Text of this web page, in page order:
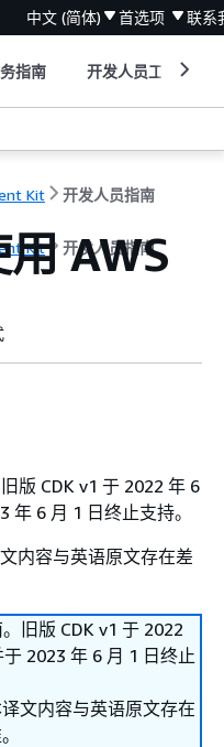
中文 (简体) 首选项 联系
指南 开发人员工具
Kit 开发人员指南
Kit 开发人员指南
AWS
版 CDK v1 于 2022 年 6
年 6 月 1 日终止支持。
内容与英语原文存在差
旧版 CDK v1 于 2022
2023 年 6 月 1 日终止
文内容与英语原文存在